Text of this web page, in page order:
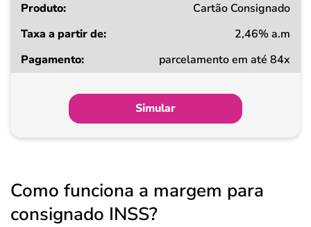
Cartão Consignado
2,46% a.m
parcelamento em até 84x
Simular
Como funciona a margem para
consignado INSS?